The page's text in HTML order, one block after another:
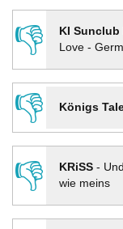
👎
KI
Love -
👎
Königs
👎
KRiSS-
wie meins